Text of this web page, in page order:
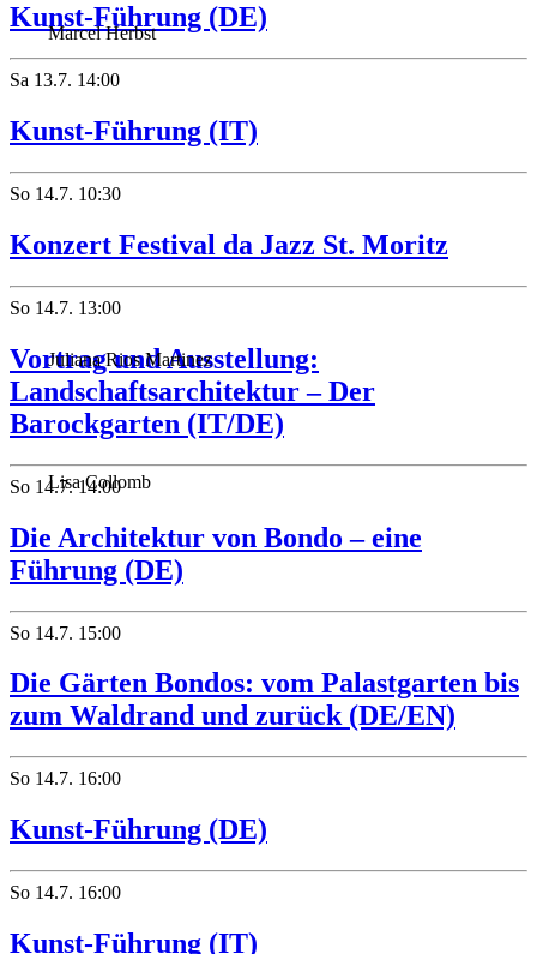
Kunst-Führung (DE)
Sa 13.7. 14:00
Kunst-Führung (IT)
So 14.7. 10:30
Konzert Festival da Jazz St. Moritz
So 14.7. 13:00
Vortrag und Ausstellung:
Landschaftsarchitektur – Der
Barockgarten (IT/DE)
So 14.7. 14:00
Die Architektur von Bondo – eine
Führung (DE)
So 14.7. 15:00
Die Gärten Bondos: vom Palastgarten bis
zum Waldrand und zurück (DE/EN)
So 14.7. 16:00
Kunst-Führung (DE)
So 14.7. 16:00
Kunst-Führung (IT)
Marcel Herbst
Juliana Rios Martinez
Lisa Collomb